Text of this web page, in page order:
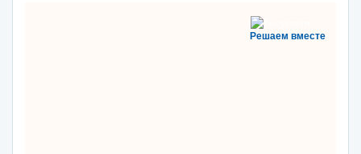
Решаем вместе